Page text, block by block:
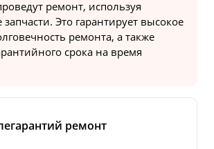
ремонт, используя
Это гарантирует высокое
ремонта, а также
срока на время
ремонт